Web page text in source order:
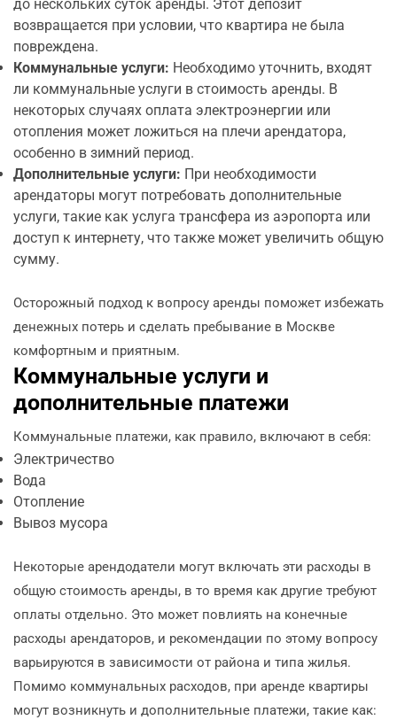
до нескольких суток аренды. Этот депозит
возвращается при условии, что квартира не была
повреждена.
Коммунальные услуги: Необходимо уточнить, входят
ли коммунальные услуги в стоимость аренды. В
некоторых случаях оплата электроэнергии или
отопления может ложиться на плечи арендатора,
особенно в зимний период.
Дополнительные услуги: При необходимости
арендаторы могут потребовать дополнительные
услуги, такие как услуга трансфера из аэропорта или
доступ к интернету, что также может увеличить общую
сумму.
Осторожный подход к вопросу аренды поможет избежать
денежных потерь и сделать пребывание в Москве
комфортным и приятным.
Коммунальные услуги и
дополнительные платежи
Коммунальные платежи, как правило, включают в себя:
Электричество
Вода
Отопление
Вывоз мусора
Некоторые арендодатели могут включать эти расходы в
общую стоимость аренды, в то время как другие требуют
оплаты отдельно. Это может повлиять на конечные
расходы арендаторов, и рекомендации по этому вопросу
варьируются в зависимости от района и типа жилья.
Помимо коммунальных расходов, при аренде квартиры
могут возникнуть и дополнительные платежи, такие как: